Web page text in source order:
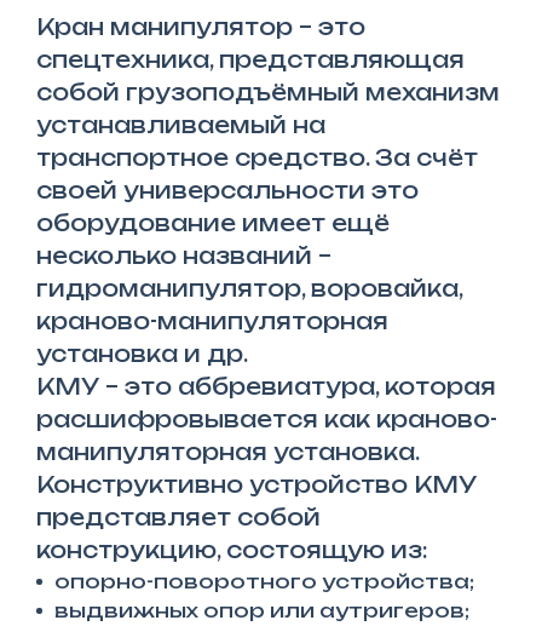
Кран манипулятор – это
спецтехника, представляющая
собой грузоподъёмный механизм
устанавливаемый на
транспортное средство. За счёт
своей универсальности это
оборудование имеет ещё
несколько названий –
гидроманипулятор, воровайка,
краново-манипуляторная
установка и др.
КМУ – это аббревиатура, которая
расшифровывается как краново-
манипуляторная установка.
Конструктивно устройство КМУ
представляет собой
конструкцию, состоящую из:
опорно-поворотного устройства;
выдвижных опор или аутригеров;